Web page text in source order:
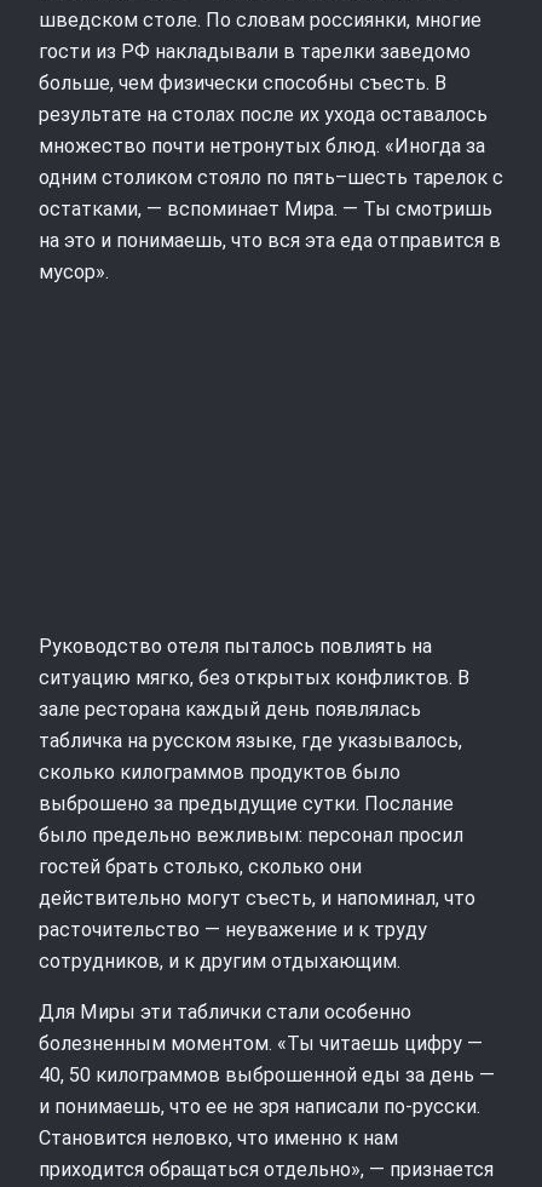
шведском столе. По словам россиянки, многие
гости из РФ накладывали в тарелки заведомо
больше, чем физически способны съесть. В
результате на столах после их ухода оставалось
множество почти нетронутых блюд. «Иногда за
одним столиком стояло по пять–шесть тарелок с
остатками, — вспоминает Мира. — Ты смотришь
на это и понимаешь, что вся эта еда отправится в
мусор».
Руководство отеля пыталось повлиять на
ситуацию мягко, без открытых конфликтов. В
зале ресторана каждый день появлялась
табличка на русском языке, где указывалось,
сколько килограммов продуктов было
выброшено за предыдущие сутки. Послание
было предельно вежливым: персонал просил
гостей брать столько, сколько они
действительно могут съесть, и напоминал, что
расточительство — неуважение и к труду
сотрудников, и к другим отдыхающим.
Для Миры эти таблички стали особенно
болезненным моментом. «Ты читаешь цифру —
40, 50 килограммов выброшенной еды за день —
и понимаешь, что ее не зря написали по-русски.
Становится неловко, что именно к нам
приходится обращаться отдельно», — признается